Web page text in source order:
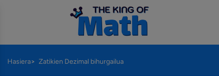
Hasiera Zatikien Dezimal bihurgailua